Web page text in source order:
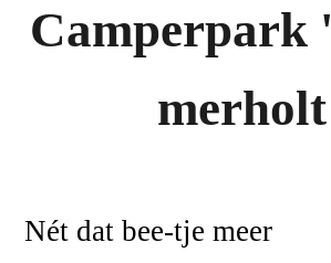
Camperpark '
merholt
Nét dat bee-tje meer